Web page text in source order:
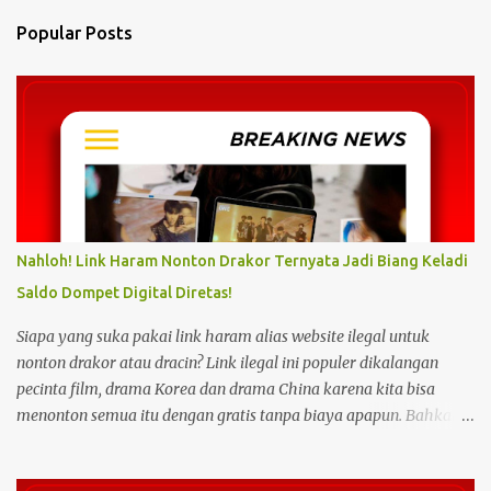
s
Popular Posts
Nahloh! Link Haram Nonton Drakor Ternyata Jadi Biang Keladi
Saldo Dompet Digital Diretas!
Siapa yang suka pakai link haram alias website ilegal untuk
nonton drakor atau dracin? Link ilegal ini populer dikalangan
pecinta film, drama Korea dan drama China karena kita bisa
menonton semua itu dengan gratis tanpa biaya apapun. Bahkan